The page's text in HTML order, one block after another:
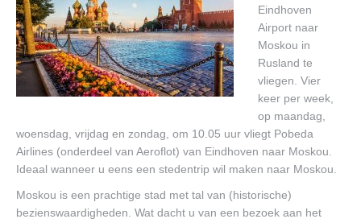
Eindhoven
Airport naar
Moskou in
Rusland te
vliegen. Vier
keer per week,
op maandag,
woensdag, vrijdag en zondag, om 10.05 uur vliegt Pobeda
Airlines (onderdeel van Aeroflot) van Eindhoven naar Moskou.
Ideaal wanneer u eens een stedentrip wil maken naar Moskou.
Moskou is een prachtige stad met tal van (historische)
bezienswaardigheden. Wat dacht u van een bezoek aan het